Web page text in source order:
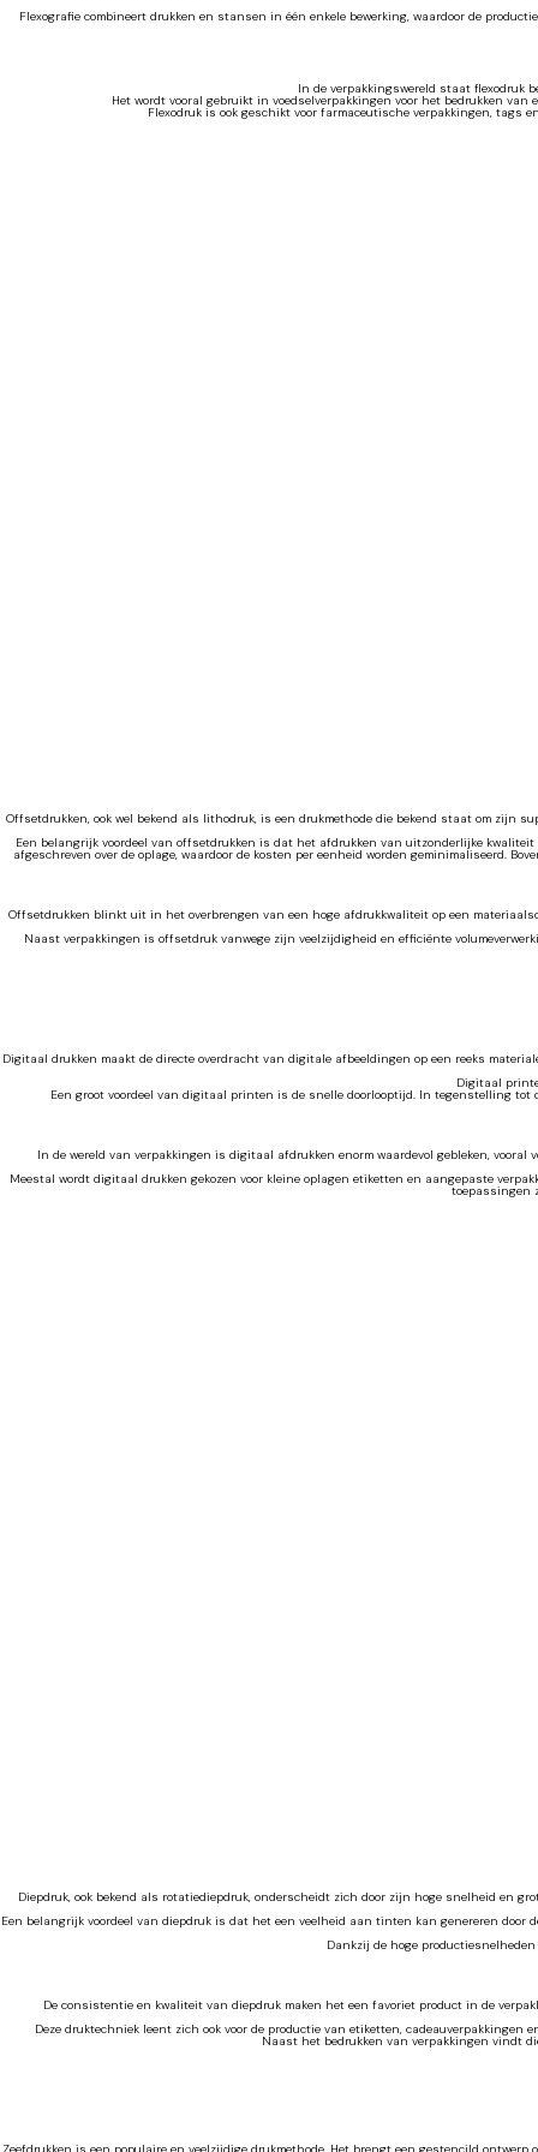
Flexografie combineert drukken en stansen in één enkele bewerking, waardoor de
In de verpakkingswereld staat flexodruk
Het wordt vooral gebruikt in voedselverpakkingen voor het bedrukken
Flexodruk is ook geschikt voor farmaceutische verpakkingen, tags
Offsetdrukken, ook wel bekend als lithodruk, is een drukmethode die bekend staat om zijn
Een belangrijk voordeel van offsetdrukken is dat het afdrukken van uitzonderlijke
afgeschreven over de oplage, waardoor de kosten per eenheid worden geminimaliseerd.
Offsetdrukken blinkt uit in het overbrengen van een hoge afdrukkwaliteit op een
Naast verpakkingen is offsetdruk vanwege zijn veelzijdigheid en efficiënte
Digitaal drukken maakt de directe overdracht van digitale afbeeldingen op een reeks
Digitaal
Een groot voordeel van digitaal printen is de snelle doorlooptijd. In tegenstelling
In de wereld van verpakkingen is digitaal afdrukken enorm waardevol gebleken,
Meestal wordt digitaal drukken gekozen voor kleine oplagen etiketten en aangepaste
toepassingen
Diepdruk, ook bekend als rotatiediepdruk, onderscheidt zich door zijn hoge snelheid en
Een belangrijk voordeel van diepdruk is dat het een veelheid aan tinten kan genereren door
Dankzij de hoge
De consistentie en kwaliteit van diepdruk maken het een favoriet product in de
Deze druktechniek leent zich ook voor de productie van etiketten,
Naast het bedrukken van verpakkingen vindt